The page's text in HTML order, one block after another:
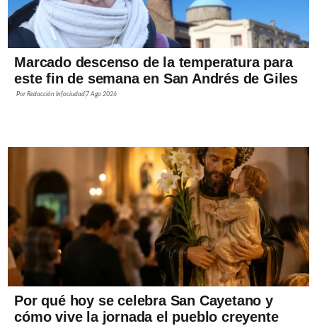
Marcado descenso de la temperatura para
este fin de semana en San Andrés de Giles
PorRedacción Infociudad 7 Ago 2026
Por qué hoy se celebra San Cayetano y
cómo vive la jornada el pueblo creyente